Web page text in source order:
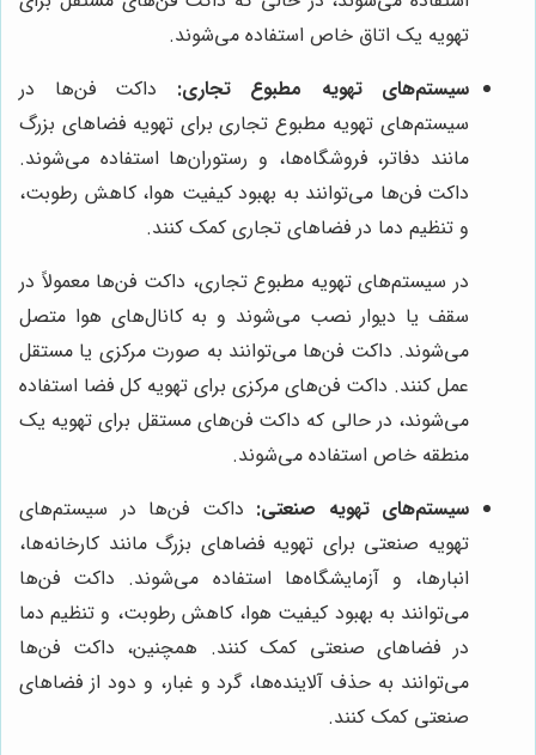
تهویه یک اتاق خاص استفاده می‌شوند.
سیستم‌های تهویه مطبوع تجاری: داکت فن‌ها در
سیستم‌های تهویه مطبوع تجاری برای تهویه فضاهای بزرگ
مانند دفاتر، فروشگاه‌ها، و رستوران‌ها استفاده می‌شوند.
داکت فن‌ها می‌توانند به بهبود کیفیت هوا، کاهش رطوبت،
و تنظیم دما در فضاهای تجاری کمک کنند.
در سیستم‌های تهویه مطبوع تجاری، داکت فن‌ها معمولاً در
سقف یا دیوار نصب می‌شوند و به کانال‌های هوا متصل
می‌شوند. داکت فن‌ها می‌توانند به صورت مرکزی یا مستقل
عمل کنند. داکت فن‌های مرکزی برای تهویه کل فضا استفاده
می‌شوند، در حالی که داکت فن‌های مستقل برای تهویه یک
منطقه خاص استفاده می‌شوند.
سیستم‌های تهویه صنعتی: داکت فن‌ها در سیستم‌های
تهویه صنعتی برای تهویه فضاهای بزرگ مانند کارخانه‌ها،
انبارها، و آزمایشگاه‌ها استفاده می‌شوند. داکت فن‌ها
می‌توانند به بهبود کیفیت هوا، کاهش رطوبت، و تنظیم دما
در فضاهای صنعتی کمک کنند. همچنین، داکت فن‌ها
می‌توانند به حذف آلاینده‌ها، گرد و غبار، و دود از فضاهای
صنعتی کمک کنند.